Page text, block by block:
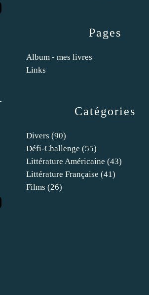
Catégories
Divers (90)
Défi-Challenge (55)
Littérature Américaine (43)
Littérature Française (41)
Films (26)
Pages
Album - mes livres
Links